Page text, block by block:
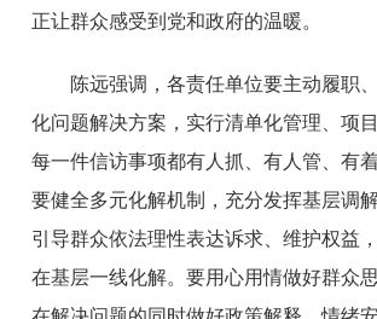
正让群众感受到党和政府的温暖。
陈远强调，各责任单位要主动履职
化问题解决方案，实行清单化管理、项
每一件信访事项都有人抓、有人管、有
要健全多元化解机制，充分发挥基层调
引导群众依法理性表达诉求、维护权益
在基层一线化解。要用心用情做好群众